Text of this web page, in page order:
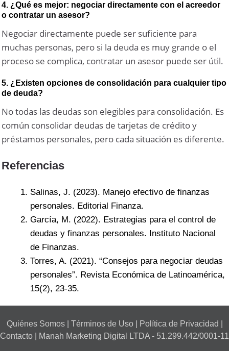
4. ¿Qué es mejor: negociar directamente con el acreedor
o contratar un asesor?
Negociar directamente puede ser suficiente para
muchas personas, pero si la deuda es muy grande o el
proceso se complica, contratar un asesor puede ser útil.
5. ¿Existen opciones de consolidación para cualquier tipo
de deuda?
No todas las deudas son elegibles para consolidación. Es
común consolidar deudas de tarjetas de crédito y
préstamos personales, pero cada situación es diferente.
Referencias
Salinas, J. (2023). Manejo efectivo de finanzas
personales. Editorial Finanza.
García, M. (2022). Estrategias para el control de
deudas y finanzas personales. Instituto Nacional
de Finanzas.
Torres, A. (2021). “Consejos para negociar deudas
personales”. Revista Económica de Latinoamérica,
15(2), 23-35.
Quiénes Somos| Términos de Uso| Política de Privacidad
Contacto | Manah Marketing Digital LTDA - 51.299.442/0001-11